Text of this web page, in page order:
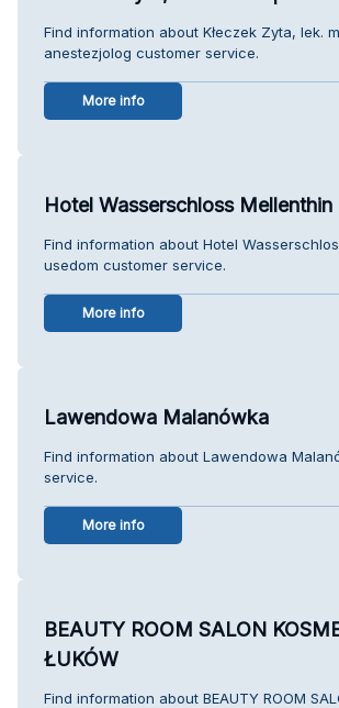
Find information about Kłeczek Zyta, lek.
anestezjolog customer service.
More info
Hotel Wasserschloss Mellenthin
Find information about Hotel
usedom customer service.
More info
Lawendowa Malanówka
Find information about Lawendowa
service.
More info
BEAUTY ROOM SALON
ŁUKÓW
Find information about BEAUTY ROOM